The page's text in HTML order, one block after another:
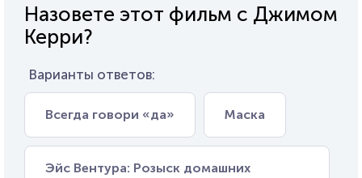
Назовете этот фильм с Джимом
Керри?
Варианты ответов:
Всегда говори «да» Маска
Эйс Вентура: Розыск домашних